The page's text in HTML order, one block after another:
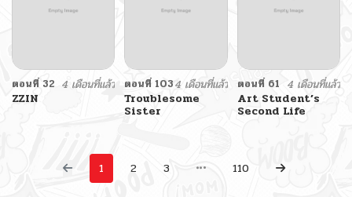
ตอนที่ 32 4 เดือนที่แล้ว
ZZIN
ตอนที่ 1034 เดือนที่แล้ว
Troublesome
Sister
ตอนที่ 61 4 เดือนที่แล้ว
Art Student’s
Second Life
1 2 3 110